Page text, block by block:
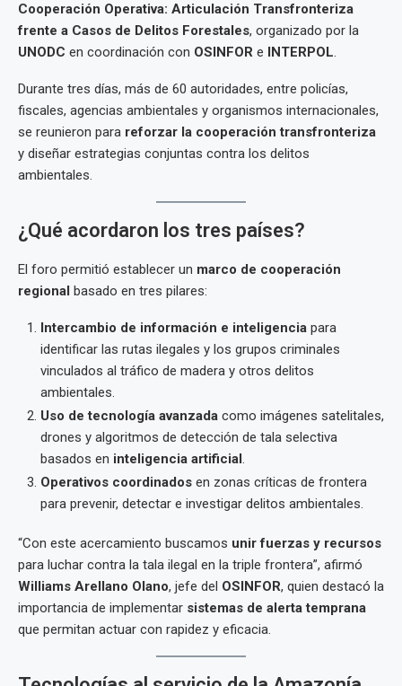
Cooperación Operativa: Articulación Transfronteriza
frente a Casos de Delitos Forestales, organizado por la
UNODC en coordinación con OSINFOR e INTERPOL.
Durante tres días, más de 60 autoridades, entre policías,
fiscales, agencias ambientales y organismos internacionales,
se reunieron para reforzar la cooperación transfronteriza
y diseñar estrategias conjuntas contra los delitos
ambientales.
¿Qué acordaron los tres países?
El foro permitió establecer un marco de cooperación
regional basado en tres pilares:
Intercambio de información e inteligencia para
identificar las rutas ilegales y los grupos criminales
vinculados al tráfico de madera y otros delitos
ambientales.
Uso de tecnología avanzada como imágenes satelitales,
drones y algoritmos de detección de tala selectiva
basados en inteligencia artificial .
Operativos coordinados en zonas críticas de frontera
para prevenir, detectar e investigar delitos ambientales.
“Con este acercamiento buscamos unir fuerzas y recursos
para luchar contra la tala ilegal en la triple frontera”, afirmó
Williams Arellano Olano, jefe del OSINFOR, quien destacó la
importancia de implementar sistemas de alerta temprana
que permitan actuar con rapidez y eficacia.